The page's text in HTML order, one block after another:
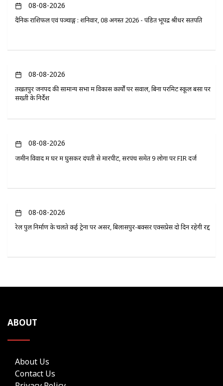
08-08-2026
दैनिक राशिफल एवं पञ्चाङ्ग : शनिवार, 08 अगस्त 2026 - पंडित भूपेंद्र श्रीधर सतपति
08-08-2026
तखतपुर जनपद की सामान्य सभा में विकास कार्यों पर सवाल, बिना परमिट स्कूल बसों पर
सख्ती के निर्देश
08-08-2026
जमीन विवाद में घर में घुसकर दंपती से मारपीट, सरपंच समेत 9 लोगों पर FIR दर्ज
08-08-2026
रेल पुल निर्माण के चलते कई ट्रेनों पर असर, बिलासपुर-बक्सर एक्सप्रेस दो दिन रहेगी रद्द
ABOUT
About Us
Contact Us